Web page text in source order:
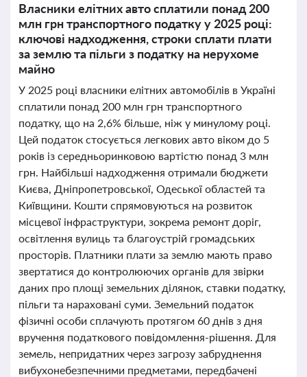
Власники елітних авто сплатили понад 200
млн грн транспортного податку у 2025 році:
ключові надходження, строки сплати плати
за землю та пільги з податку на нерухоме
майно
У 2025 році власники елітних автомобілів в Україні
сплатили понад 200 млн грн транспортного
податку, що на 2,6% більше, ніж у минулому році.
Цей податок стосується легкових авто віком до 5
років із середньоринковою вартістю понад 3 млн
грн. Найбільші надходження отримали бюджети
Києва, Дніпропетровської, Одеської областей та
Київщини. Кошти спрямовуються на розвиток
місцевої інфраструктури, зокрема ремонт доріг,
освітлення вулиць та благоустрій громадських
просторів. Платники плати за землю мають право
звертатися до контролюючих органів для звірки
даних про площі земельних ділянок, ставки податку,
пільги та нараховані суми. Земельний податок
фізичні особи сплачують протягом 60 днів з дня
вручення податкового повідомлення-рішення. Для
земель, непридатних через загрозу забруднення
вибухонебезпечними предметами, передбачені